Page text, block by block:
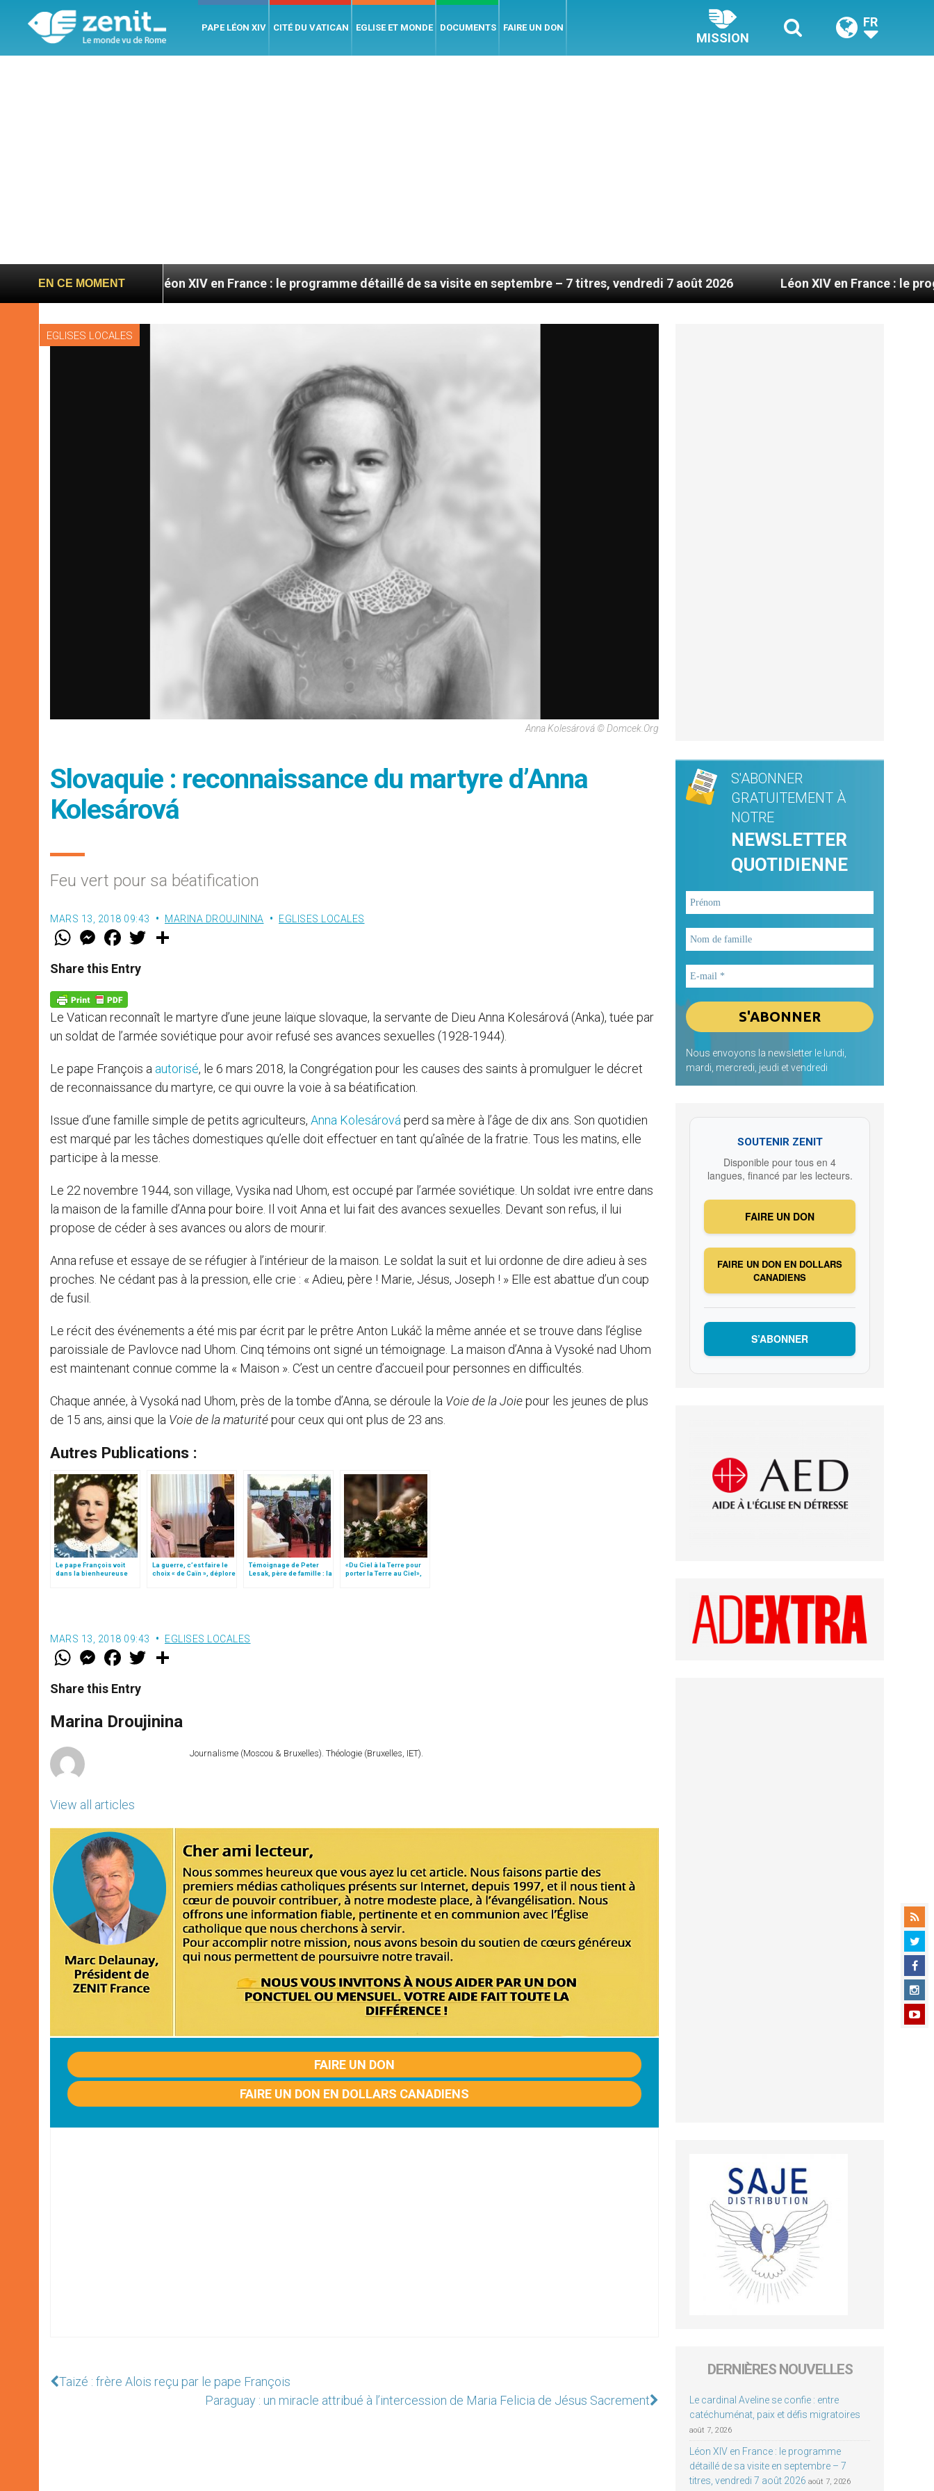
PAPE LÉON XIV CITÉ DU VATICAN EGLISE ET MONDE DOCUMENTS FAIRE UN DON
MISSION
FR
EN CE MOMENT
Léon XIV en France : le programme détaillé de sa visite en septembre – 7 titres, vendredi 7 août 2026 Léon XIV en France : le programme
EGLISES LOCALES
Anna Kolesárová © Domcek.org
Slovaquie : reconnaissance du martyre d’Anna
Kolesárová
Feu vert pour sa béatification
MARS 13, 2018 09:43 MARINA DROUJININA EGLISES LOCALES
W
t
s
A
p
p
M
e
s
e
n
g
e
r
F
a
e
b
o
k
w
Share this Entry
Le Vatican reconnaît le martyre d’une jeune laïque slovaque, la servante de Dieu Anna Kolesárová (Anka), tuée par
un soldat de l’armée soviétique pour avoir refusé ses avances sexuelles (1928-1944).
Le pape François a autorisé, le 6 mars 2018, la Congrégation pour les causes des saints à promulguer le décret
de reconnaissance du martyre, ce qui ouvre la voie à sa béatification.
Issue d’une famille simple de petits agriculteurs, Anna Kolesárováperd sa mère à l’âge de dix ans. Son quotidien
est marqué par les tâches domestiques qu’elle doit effectuer en tant qu’aînée de la fratrie. Tous les matins, elle
participe à la messe.
Le 22 novembre 1944, son village, Vysika nad Uhom, est occupé par l’armée soviétique. Un soldat ivre entre dans
la maison de la famille d’Anna pour boire. Il voit Anna et lui fait des avances sexuelles. Devant son refus, il lui
propose de céder à ses avances ou alors de mourir.
Anna refuse et essaye de se réfugier à l’intérieur de la maison. Le soldat la suit et lui ordonne de dire adieu à ses
proches. Ne cédant pas à la pression, elle crie : « Adieu, père ! Marie, Jésus, Joseph ! » Elle est abattue d’un coup
de fusil.
Le récit des événements a été mis par écrit par le prêtre Anton Lukáč la même année et se trouve dans l’église
paroissiale de Pavlovce nad Uhom. Cinq témoins ont signé un témoignage. La maison d’Anna à Vysoké nad Uhom
est maintenant connue comme la « Maison ». C’est un centre d’accueil pour personnes en difficultés.
Chaque année, à Vysoká nad Uhom, près de la tombe d’Anna, se déroule la Voie de la Joiepour les jeunes de plus
de 15 ans, ainsi que la Voie de la maturitépour ceux qui ont plus de 23 ans.
Autres Publications :
Le pape François voit
dans la bienheureuse
La guerre, c’est faire le
choix « de Caïn », déplore
Témoignage de Peter
Lesak, père de famille : la
«Du Ciel à la Terre pour
porter la Terre au Ciel»,
MARS 13, 2018 09:43 EGLISES LOCALES
W
t
s
p
p
M
e
s
e
g
e
F
a
e
b
o
k
w
r
Share this Entry
Marina Droujinina
View all articles
Journalisme (Moscou & Bruxelles). Théologie (Bruxelles, IET).
FAIRE UN DON
FAIRE UN DON EN DOLLARS CANADIENS
Taizé : frère Alois reçu par le pape François
Paraguay : un miracle attribué à l’intercession de Maria Felicia de Jésus Sacrement
S'ABONNER
GRATUITEMENT À
NOTRE
NEWSLETTER
QUOTIDIENNE
Nous envoyons la newsletter le lundi,
mardi, mercredi, jeudi et vendredi
SOUTENIR ZENIT
Disponible pour tous en 4
langues, financé par les lecteurs.
FAIRE UN DON
FAIRE UN DON EN DOLLARS
CANADIENS
S’ABONNER
DERNIÈRES NOUVELLES
Le cardinal Aveline se confie : entre
catéchuménat, paix et défis migratoires
août 7, 2026
Léon XIV en France : le programme
détaillé de sa visite en septembre – 7
titres, vendredi 7 août 2026 août 7, 2026